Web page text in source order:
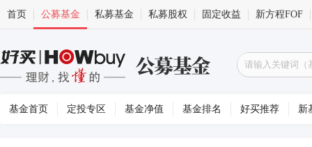
首页 公募基金 私募基金 私募股权 固定收益 新方程FOF
基金首页 定投专区 基金净值 基金排名 好买推荐 新